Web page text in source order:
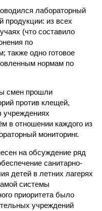
лабораторный
продукции: из всех
(что составило
по
также одно готовое
нормам по
смен прошли
против клещей,
учреждениях
в отношении каждого из
мониторинг.
на обсуждение ряд
санитарно-
детей в летних лагерях
системы
приоритета было
учреждений